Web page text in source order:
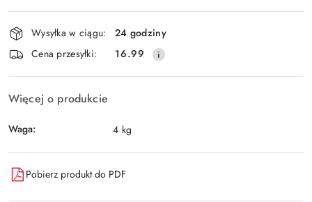
Wyślij
Dostępność
i
dostawa
Wysyłka w ciągu:
24 godziny
Cena przesyłki:
16.99
Więcej o produkcie
Waga: 4 kg
Pobierz produkt do PDF